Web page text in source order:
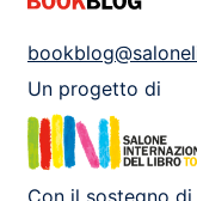
Un progetto di